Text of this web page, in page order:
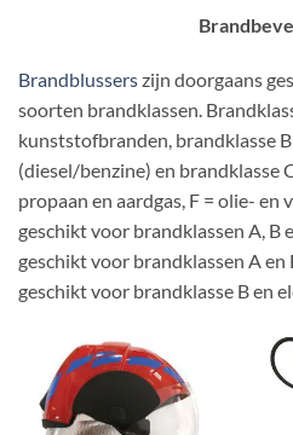
Brandblusserszijn doorgaans
soorten brandklassen.
kunststofbranden, brandklasse
(diesel/benzine) en brandklasse
propaan en aardgas, F = olie- en
geschikt voor brandklassen A, B
geschikt voor brandklassen A en
geschikt voor brandklasse B en